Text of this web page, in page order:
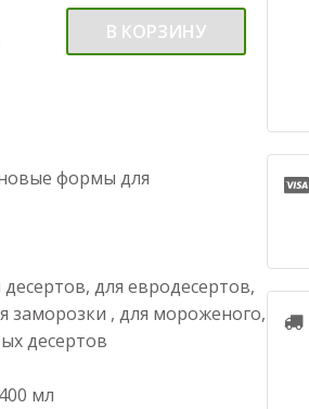
В КОРЗИНУ
формы для
для евродесертов,
заморозки , для мороженого,
десертов
мл